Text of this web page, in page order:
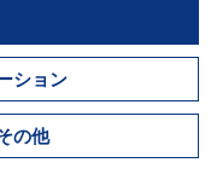
ション
の他